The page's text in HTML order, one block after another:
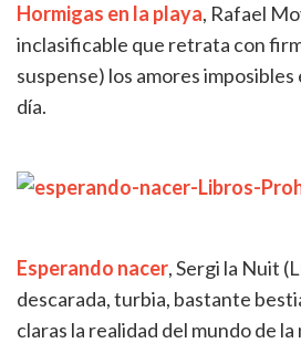
Hormigas en la playa, Rafael
inclasificable que retrata con
suspense) los amores
día.
Esperando nacer,Sergi la Nuit
descarada, turbia, bastante
claras la realidad del mundo de